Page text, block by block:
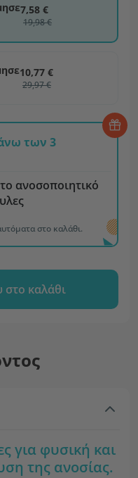
7,58 €
19,98 €
10,77 €
29,97 €
των 3
ανοσοποιητικό
στο καλάθι.
καλάθι
για φυσική και
της ανοσίας.